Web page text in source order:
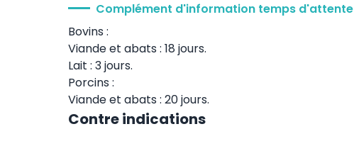
Complément d'information temps d'attente
Bovins :
Viande et abats : 18 jours.
Lait : 3 jours.
Porcins :
Viande et abats : 20 jours.
Contre indications